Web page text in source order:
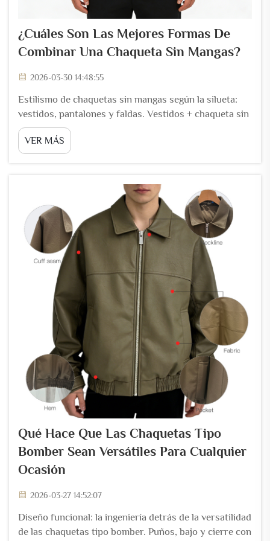
¿Cuáles Son Las Mejores Formas De
Combinar Una Chaqueta Sin Mangas?
2026-03-30 14:48:55
Estilismo de chaquetas sin mangas según la silueta:
vestidos, pantalones y faldas. Vestidos + chaqueta sin
mangas: contraste femenino con estructura
impecable. Combinar una chaqueta sin mangas con
vestidos crea una tensión atractiva entre suavidad y
VER MÁS
Qué Hace Que Las Chaquetas Tipo
Bomber Sean Versátiles Para Cualquier
Ocasión
2026-03-27 14:52:07
Diseño funcional: la ingeniería detrás de la versatilidad
de las chaquetas tipo bomber. Puños, bajo y cierre con